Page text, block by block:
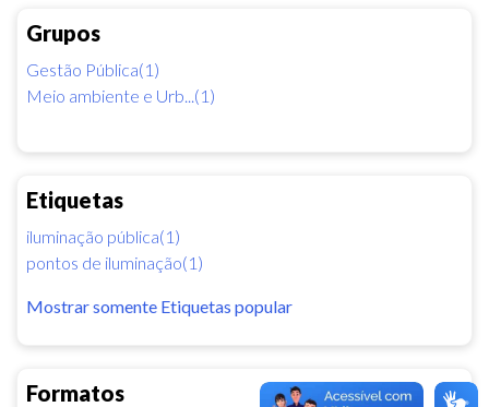
Grupos
Gestão Pública(1)
Meio ambiente e Urb...(1)
Etiquetas
iluminação pública(1)
pontos de iluminação(1)
Mostrar somente Etiquetas popular
Formatos